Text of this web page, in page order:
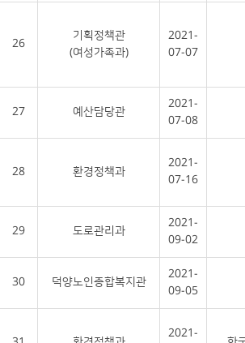
26
기획정책관
(여성가족과)
2021-
07-07
27 예산담당관
2021-
07-08
28 환경정책과
2021-
07-16
29 도로관리과
2021-
09-02
30 덕양노인종합복지관
2021-
09-05
2021-